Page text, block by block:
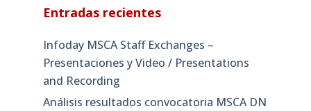
Entradas recientes
Infoday MSCA Staff Exchanges –
Presentaciones y Video / Presentations
and Recording
Análisis resultados convocatoria MSCA DN